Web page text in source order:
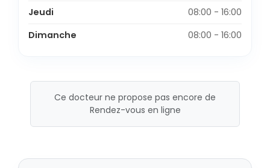
Jeudi
08:00 - 16:00
Dimanche
08:00 - 16:00
Ce docteur ne propose pas encore de
Rendez-vous en ligne